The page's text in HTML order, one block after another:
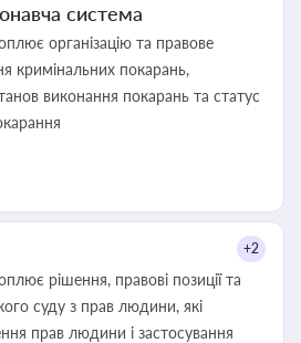
система
організацію та правове
кримінальних покарань,
виконання покарань та статус
+2
рішення, правові позиції та
суду з прав людини, які
прав людини і застосування